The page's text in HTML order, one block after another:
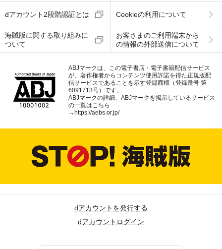
dアカウント2段階認証とは Cookieの利用について
海賊版に関する取り組みに
ついて
お客さまのご利用端末から
の情報の外部送信について
ABJマークは、この電子書店・電子書籍配信サービス
が、著作権者からコンテンツ使用許諾を得た正規版配
信サービスであることを示す登録商標（登録番号 第
6091713号）です。
ABJマークの詳細、ABJマークを掲示しているサービス
の一覧はこちら
→https://aebs.or.jp/
dアカウントを発行する
dアカウントログイン